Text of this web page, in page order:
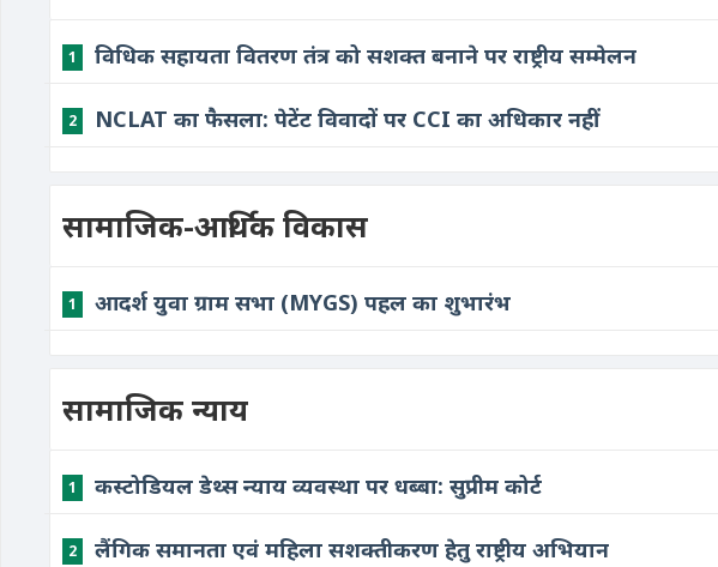
1 विधिक सहायता वितरण तंत्र को सशक्त बनाने पर राष्ट्रीय सम्मेलन
2 NCLAT का फैसला: पेटेंट विवादों पर CCI का अधिकार नहीं
सामाजिक-आर्थिक विकास
1 आदर्श युवा ग्राम सभा (MYGS) पहल का शुभारंभ
सामाजिक न्याय
1 कस्टोडियल डेथ्स न्याय व्यवस्था पर धब्बा: सुप्रीम कोर्ट
2 लैंगिक समानता एवं महिला सशक्तीकरण हेतु राष्ट्रीय अभियान